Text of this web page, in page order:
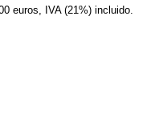
euros, IVA (21%) incluido.